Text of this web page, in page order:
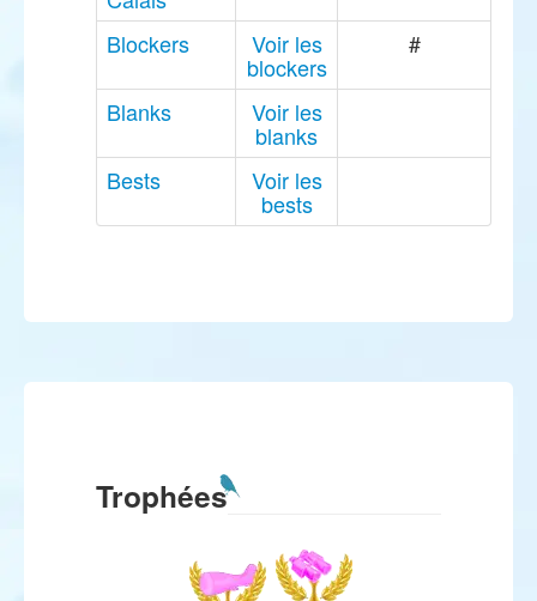
Blockers
Voir les
blockers
#
Blanks Voir les
blanks
Bests
Voir les
bests
Trophées